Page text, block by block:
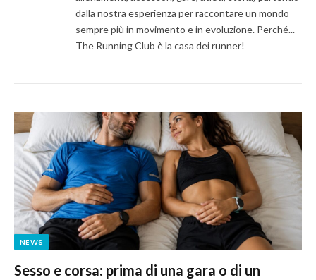
dalla nostra esperienza per raccontare un mondo
sempre più in movimento e in evoluzione. Perché...
The Running Club è la casa dei runner!
NEWS
Sesso e corsa: prima di una gara o di un